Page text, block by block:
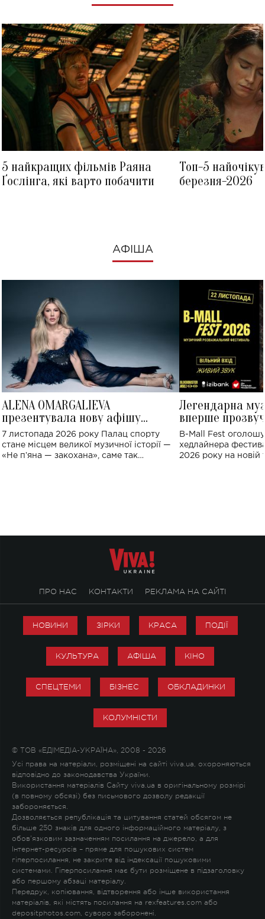
5 найкращих фільмів Раяна
Ґослінга, які варто побачити
Топ-5
березня-2026
АФІША
ALENA OMARGALIEVA
презентувала нову афішу
великого концерту в Палаці
спорту
7 листопада 2026 року Палац спорту
стане місцем великої музичної історії —
«Не пʼяна — закохана», саме так
Легендарна
вперше
Україні: де
B-Mall Fest
хедлайнера
2026 року на новій
ПРО НАС КОНТАКТИ РЕКЛАМА НА САЙТІ
НОВИНИ ЗІРКИ КРАСА ПОДІЇ
КУЛЬТУРА АФІША КІНО
СПЕЦТЕМИ БІЗНЕС ОБКЛАДИНКИ
КОЛУМНІСТИ
© ТОВ «ЕДІМЕДІА-УКРАЇНА», 2008 - 2026
Усі права на матеріали, розміщені на сайті viva.ua, охороняються
відповідно до законодавства України.
Використання матеріалів Сайту viva.ua в оригінальному розмірі
(в повному обсязі) без письмового дозволу редакції
забороняється.
Дозволяється републікація та цитування статей обсягом не
більше 250 знаків для одного інформаційного матеріалу, з
обов'язковим зазначенням посилання на джерело, а для
Інтернет-ресурсів – пряме для пошукових систем
гіперпосилання, не закрите від індексації пошуковими
системами. Гіперпосилання має бути розміщене в підзаголовку
або першому абзаці матеріалу.
Передрук, копіювання, відтворення або інше використання
матеріалів, які містять посилання на rexfeatures.com або
depositphotos.com, суворо заборонені.